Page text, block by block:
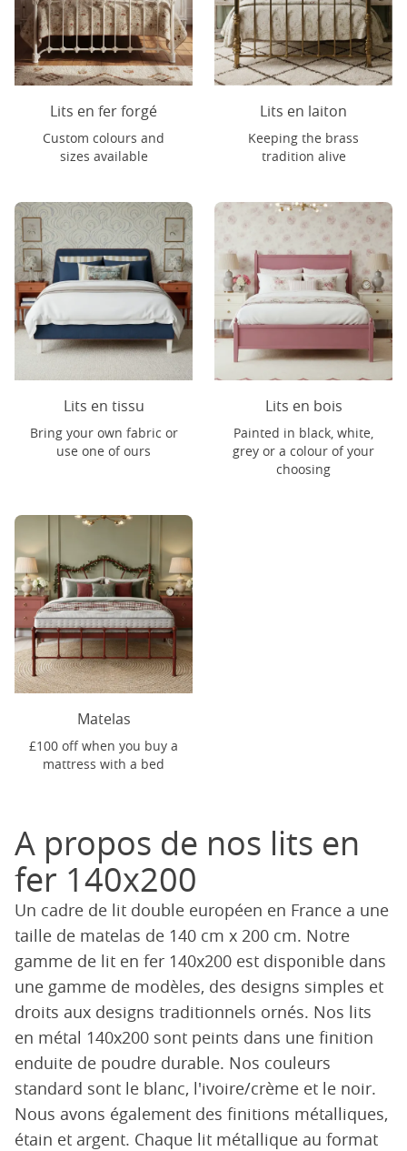
Lits en fer forgé
Custom colours and
sizes available
Lits en laiton
Keeping the brass
tradition alive
Lits en tissu
Bring your own fabric or
use one of ours
Lits en bois
Painted in black, white,
grey or a colour of your
choosing
Matelas
£100 off when you buy a
mattress with a bed
A propos de nos lits en
fer 140x200
Un cadre de lit double européen en France a une
taille de matelas de 140 cm x 200 cm. Notre
gamme de lit en fer 140x200 est disponible dans
une gamme de modèles, des designs simples et
droits aux designs traditionnels ornés. Nos lits
en métal 140x200 sont peints dans une finition
enduite de poudre durable. Nos couleurs
standard sont le blanc, l'ivoire/crème et le noir.
Nous avons également des finitions métalliques,
étain et argent. Chaque lit métallique au format